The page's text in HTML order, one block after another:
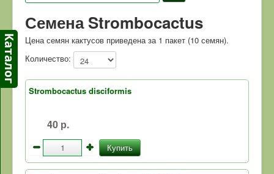
Новости
Галерея
Магазин
Оплата и доставка
Отзывы
Контакты
Семена Strombocactus
Цена семян кактусов приведена за 1 пакет (10 семян).
Количество:
Strombocactus disciformis
40 р.
Купить